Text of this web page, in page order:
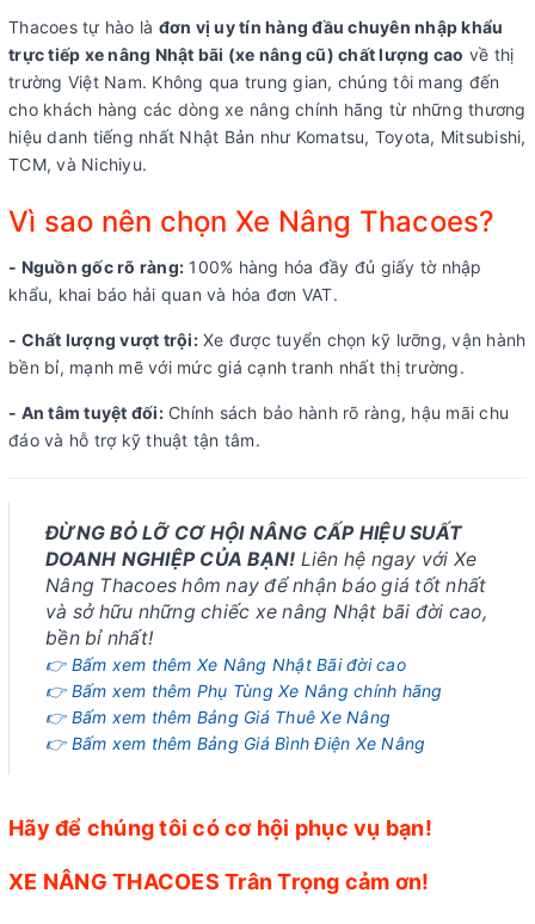
Thacoes tự hào là đơn vị uy tín hàng đầu chuyên nhập khẩu
trực tiếp xe nâng Nhật bãi (xe nâng cũ) chất lượng cao về thị
trường Việt Nam. Không qua trung gian, chúng tôi mang đến
cho khách hàng các dòng xe nâng chính hãng từ những thương
hiệu danh tiếng nhất Nhật Bản như Komatsu, Toyota, Mitsubishi,
TCM, và Nichiyu.
Vì sao nên chọn Xe Nâng Thacoes?
- Nguồn gốc rõ ràng: 100% hàng hóa đầy đủ giấy tờ nhập
khẩu, khai báo hải quan và hóa đơn VAT.
- Chất lượng vượt trội:Xe được tuyển chọn kỹ lưỡng, vận hành
bền bỉ, mạnh mẽ với mức giá cạnh tranh nhất thị trường.
- An tâm tuyệt đối:Chính sách bảo hành rõ ràng, hậu mãi chu
đáo và hỗ trợ kỹ thuật tận tâm.
ĐỪNG BỎ LỠ CƠ HỘI NÂNG CẤP HIỆU SUẤT
DOANH NGHIỆP CỦA BẠN! Liên hệ ngay với Xe
Nâng Thacoes hôm nay để nhận báo giá tốt nhất
và sở hữu những chiếc xe nâng Nhật bãi đời cao,
bền bỉ nhất!
👉 Bấm xem thêm Xe Nâng Nhật Bãi đời cao
👉 Bấm xem thêm Phụ Tùng Xe Nâng chính hãng
👉 Bấm xem thêm Bảng Giá Thuê Xe Nâng
👉 Bấm xem thêm Bảng Giá Bình Điện Xe Nâng
Hãy để chúng tôi có cơ hội phục vụ bạn!
XE NÂNG THACOES Trân Trọng cảm ơn!